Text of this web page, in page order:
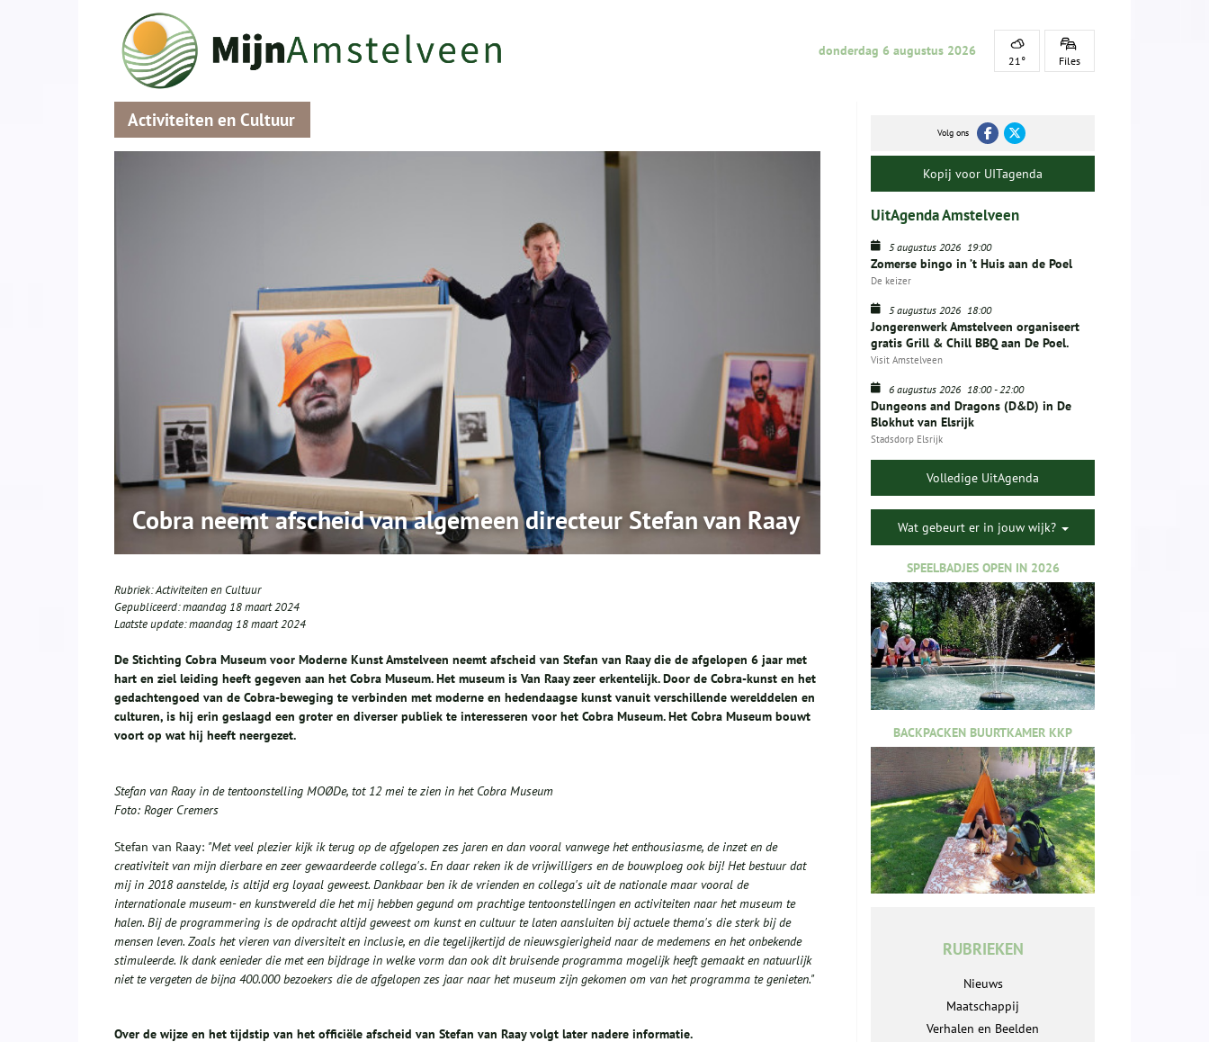
donderdag 6 augustus 2026
21° Files
Activiteiten en Cultuur
Cobra neemt afscheid van algemeen directeur Stefan van Raay
Rubriek:Activiteiten en Cultuur
Gepubliceerd:maandag 18 maart 2024
Laatste update:maandag 18 maart 2024
De Stichting Cobra Museum voor Moderne Kunst Amstelveen neemt afscheid van Stefan van Raay die de afgelopen 6 jaar met
hart en ziel leiding heeft gegeven aan het Cobra Museum. Het museum is Van Raay zeer erkentelijk. Door de Cobra-kunst en het
gedachtengoed van de Cobra-beweging te verbinden met moderne en hedendaagse kunst vanuit verschillende werelddelen en
culturen, is hij erin geslaagd een groter en diverser publiek te interesseren voor het Cobra Museum. Het Cobra Museum bouwt
voort op wat hij heeft neergezet.
Stefan van Raay in de tentoonstelling MOØDe, tot 12 mei te zien in het Cobra Museum
Foto: Roger Cremers
Stefan van Raay: "Met veel plezier kijk ik terug op de afgelopen zes jaren en dan vooral vanwege het enthousiasme, de inzet en de
creativiteit van mijn dierbare en zeer gewaardeerde collega's. En daar reken ik de vrijwilligers en de bouwploeg ook bij! Het bestuur dat
mij in 2018 aanstelde, is altijd erg loyaal geweest. Dankbaar ben ik de vrienden en collega's uit de nationale maar vooral de
internationale museum- en kunstwereld die het mij hebben gegund om prachtige tentoonstellingen en activiteiten naar het museum te
halen. Bij de programmering is de opdracht altijd geweest om kunst en cultuur te laten aansluiten bij actuele thema's die sterk bij de
mensen leven. Zoals het vieren van diversiteit en inclusie, en die tegelijkertijd de nieuwsgierigheid naar de medemens en het onbekende
stimuleerde. Ik dank eenieder die met een bijdrage in welke vorm dan ook dit bruisende programma mogelijk heeft gemaakt en natuurlijk
niet te vergeten de bijna 400.000 bezoekers die de afgelopen zes jaar naar het museum zijn gekomen om van het programma te genieten."
Over de wijze en het tijdstip van het officiële afscheid van Stefan van Raay volgt later nadere informatie.
Volg ons
Kopij voor UITagenda
UitAgenda Amstelveen
5 augustus 2026 19:00
Zomerse bingo in ’t Huis aan de Poel
De keizer
5 augustus 2026 18:00
Jongerenwerk Amstelveen organiseert
gratis Grill & Chill BBQ aan De Poel.
Visit Amstelveen
6 augustus 2026 18:00-22:00
Dungeons and Dragons (D&D) in De
Blokhut van Elsrijk
Stadsdorp Elsrijk
Volledige UitAgenda
Wat gebeurt er in jouw wijk?
SPEELBADJES OPEN IN 2026
BACKPACKEN BUURTKAMER KKP
RUBRIEKEN
Nieuws
Maatschappij
Verhalen en Beelden